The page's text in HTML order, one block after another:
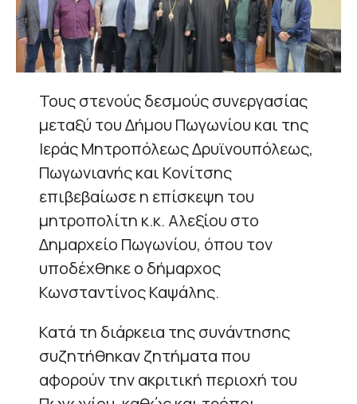
Τους στενούς δεσμούς συνεργασίας
μεταξύ του Δήμου Πωγωνίου και της
Ιεράς Μητροπόλεως Δρυϊνουπόλεως,
Πωγωνιανής και Κονίτσης
επιβεβαίωσε η επίσκεψη του
μητροπολίτη κ.κ. Αλεξίου στο
Δημαρχείο Πωγωνίου, όπου τον
υποδέχθηκε ο δήμαρχος
Κωνσταντίνος Καψάλης.
Κατά τη διάρκεια της συνάντησης
συζητήθηκαν ζητήματα που
αφορούν την ακριτική περιοχή του